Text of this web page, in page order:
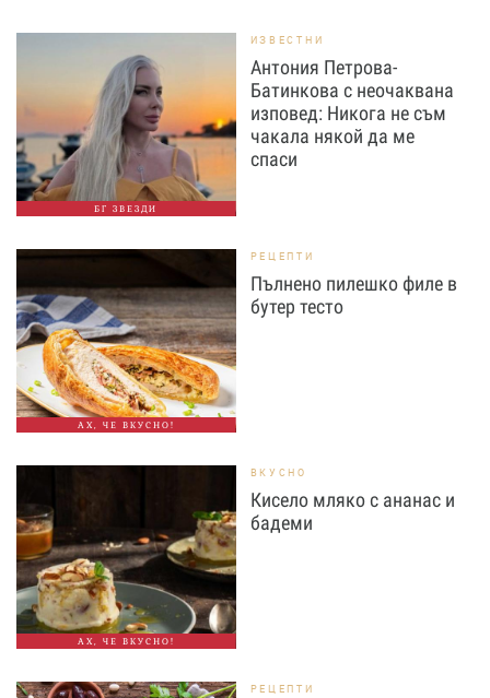
БГ ЗВЕЗДИ
ИЗВЕСТНИ
Антония Петрова-
Батинкова с неочаквана
изповед: Никога не съм
чакала някой да ме
спаси
АХ, ЧЕ ВКУСНО!
РЕЦЕПТИ
Пълнено пилешко филе в
бутер тесто
АХ, ЧЕ ВКУСНО!
ВКУСНО
Кисело мляко с ананас и
бадеми
РЕЦЕПТИ